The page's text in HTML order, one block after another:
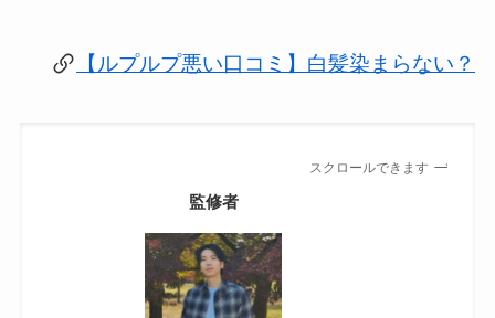
【ルプルプ悪い口コミ】白髪染まらない？
スクロールできます
監修者